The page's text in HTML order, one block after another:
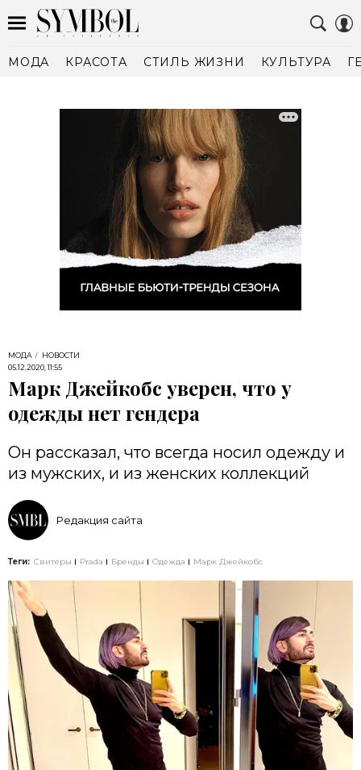
МОДА КРАСОТА СТИЛЬ ЖИЗНИ КУЛЬТУРА
МОДА
НОВОСТИ
05.12.2020, 11:55
Марк Джейкобс уверен, что у
одежды нет гендера
Он рассказал, что всегда носил одежду и
из мужских, и из женских коллекций
Редакция сайта
Теги: Свитеры Prada Бренды Одежда Марк Джейкобс